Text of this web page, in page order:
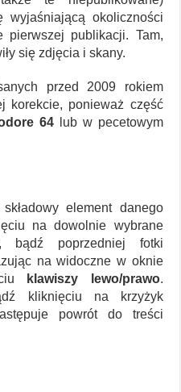
wyjaśniającą okoliczności
pierwszej publikacji. Tam,
się zdjęcia i skany.
przed 2009 rokiem
korekcie, ponieważ część
64lub w pecetowym
element danego
na dowolnie wybrane
bądź poprzedniej fotki
na widoczne w oknie
klawiszy lewo/prawo.
kliknięciu na krzyżyk
powrót do treści